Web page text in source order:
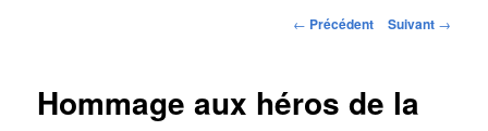
Navigation
← Précédent Suivant →
Hommage aux héros de la